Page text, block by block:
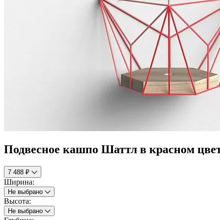
Подвесное кашпо Шаттл в красном
7 488 ₽
Ширина:
Не выбрано
Высота:
Не выбрано